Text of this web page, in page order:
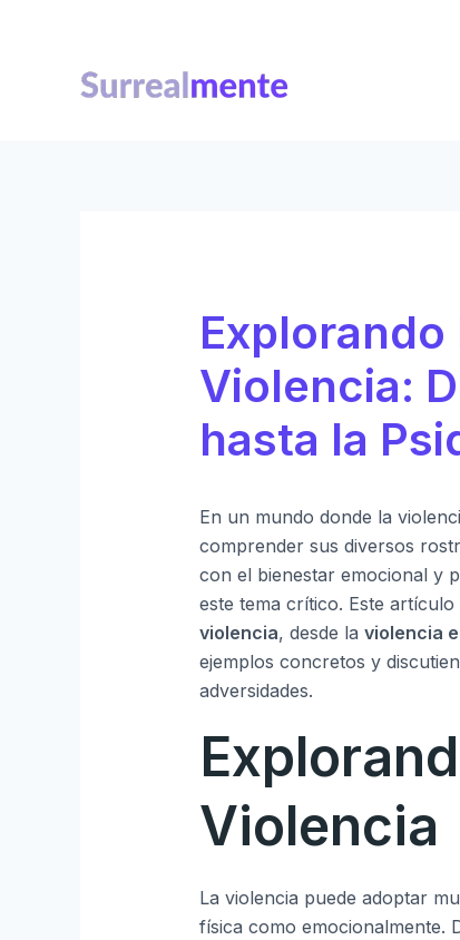
contenido
Violencia:
hasta la
En un mundo donde la
comprender sus diversos
con el bienestar emocional y
este tema crítico. Este
violencia, desde la violencia
ejemplos concretos y
adversidades.
Violencia
La violencia puede adoptar
física como emocionalmente.
entradas